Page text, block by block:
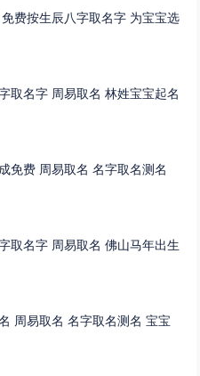
费按生辰八字取名字 为宝宝选
取名字 周易取名 林姓宝宝起名
免费 周易取名 名字取名测名
取名字 周易取名 佛山马年出生
周易取名 名字取名测名 宝宝